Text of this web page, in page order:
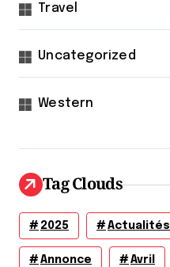
Travel
Uncategorized
Western
Tag Clouds
2025 Actualités
Annonce Avril